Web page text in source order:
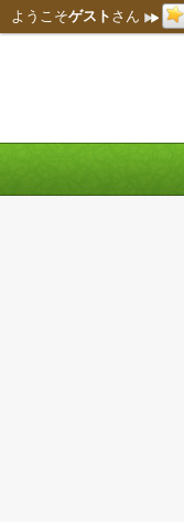
ようこそゲスト さん